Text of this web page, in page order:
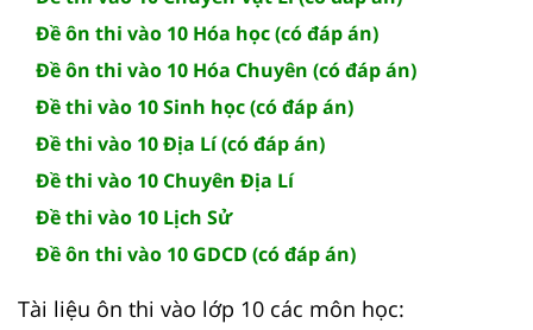
Đề ôn thi vào 10 Hóa học (có đáp án)
Đề ôn thi vào 10 Hóa Chuyên (có đáp án)
Đề thi vào 10 Sinh học (có đáp án)
Đề thi vào 10 Địa Lí (có đáp án)
Đề thi vào 10 Chuyên Địa Lí
Đề thi vào 10 Lịch Sử
Đề ôn thi vào 10 GDCD (có đáp án)
Tài liệu ôn thi vào lớp 10 các môn học: